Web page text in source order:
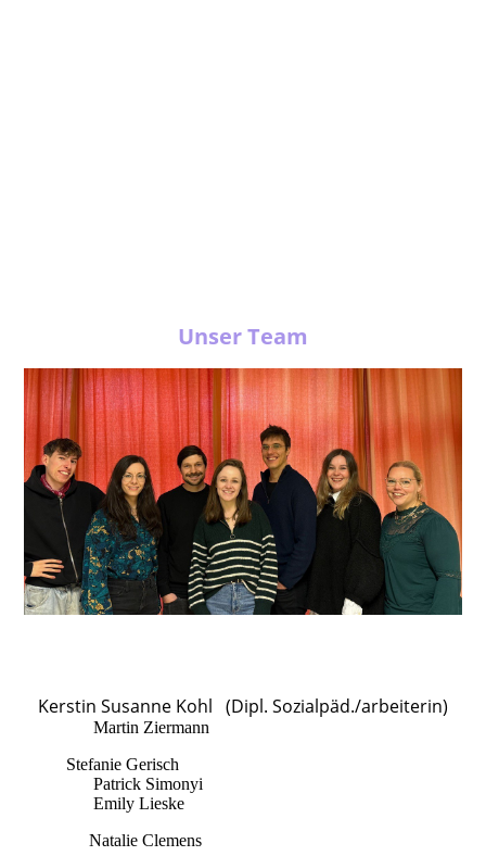
Unser Team
Kerstin Susanne Kohl (Dipl. Sozialpäd./arbeiterin)
Martin Ziermann
Stefanie Gerisch
Patrick Simonyi
Emily Lieske
Natalie Clemens